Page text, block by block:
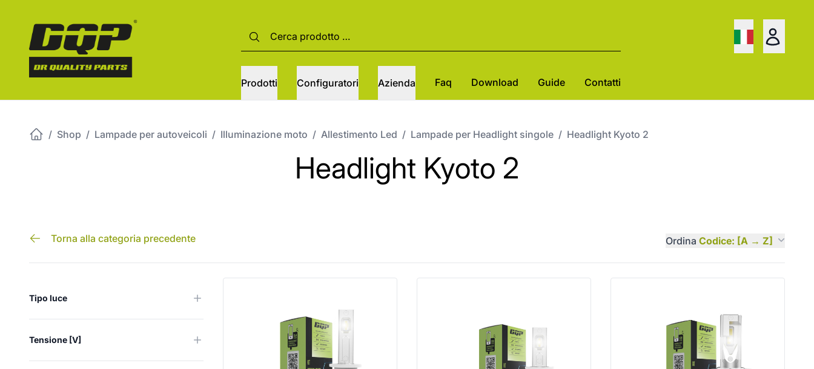
Prodotti Configuratori Azienda Faq Download Guide Contatti
/ Shop / Lampade per autoveicoli / Illuminazione moto / Allestimento Led / Lampade per Headlight singole / Headlight Kyoto 2
Headlight Kyoto 2
Torna alla categoria precedente Ordina Codice: [A → Z]
Tipo luce
Tensione [V]